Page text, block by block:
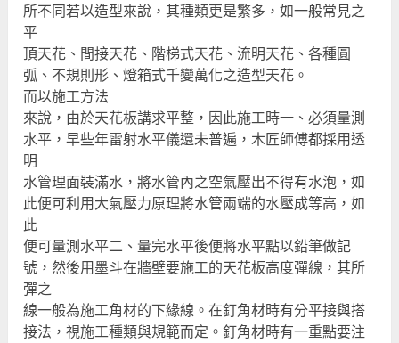
所不同若以造型來說，其種類更是繁多，如一般常見之
平
頂天花、間接天花、階梯式天花、流明天花、各種圓
弧、不規則形、燈箱式千變萬化之造型天花。
而以施工方法
來說，由於天花板講求平整，因此施工時一、必須量測
水平，早些年雷射水平儀還未普遍，木匠師傅都採用透
明
水管理面裝滿水，將水管內之空氣壓出不得有水泡，如
此便可利用大氣壓力原理將水管兩端的水壓成等高，如
此
便可量測水平二、量完水平後便將水平點以鉛筆做記
號，然後用墨斗在牆壁要施工的天花板高度彈線，其所
彈之
線一般為施工角材的下緣線。在釘角材時有分平接與搭
接法，視施工種類與規範而定。釘角材時有一重點要注